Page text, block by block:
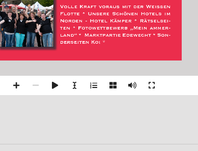
Volle Kraft voraus mit der Weissen
Flotte  *  Unsere  Schönen  Hotels  im
Norden  -  Hotel  Kämper  *  Rätselsei-
ten  *  Fotowettbewerb  „Mein  ammer-
land“ *  Marktpartie Edewecht * Son-
derseiten Koi *